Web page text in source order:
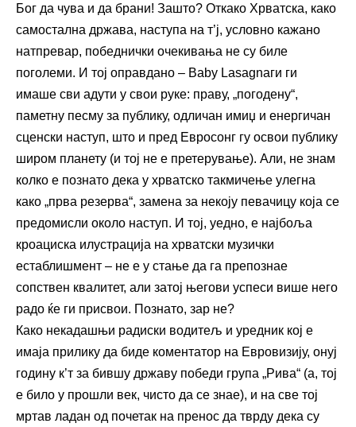
Бог да чува и да брани! Зашто? Откако Хрватска, како
самостална држава, наступа на т’ј, условно кажано
натпревар, победнички очекивања не су биле
поголеми. И тој оправдано – Baby Lasagnaги ги
имаше сви адути у свои руке: праву, „погодену“,
паметну песму за публику, одличан имиџ и енергичан
сценски наступ, што и пред Евросонг гу освои публику
широм планету (и тој не е претерување). Али, не знам
колко е познато дека у хрватско такмичење улегна
како „прва резерва“, замена за некоју певачицу која се
предомисли около наступ. И тој, уедно, е најбоља
кроациска илустрација на хрватски музички
естаблишмент – не е у стање да га препознае
сопствен квалитет, али затој његови успеси више него
радо ќе ги присвои. Познато, зар не?
Како некадашњи радиски водитељ и уредник кој е
имаја прилику да биде коментатор на Евровизију, онуј
годину к’т за бившу државу победи група „Рива“ (а, тој
е било у прошли век, чисто да се знае), и на све тој
мртав ладан од почетак на пренос да тврду дека су